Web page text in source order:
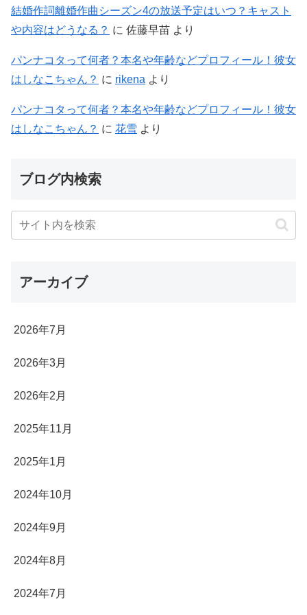
結婚作詞離婚作曲シーズン4の放送予定はいつ？キャスト
や内容はどうなる？ に 佐藤早苗 より
パンナコタって何者？本名や年齢などプロフィール！彼女
はしなこちゃん？ に rikena より
パンナコタって何者？本名や年齢などプロフィール！彼女
はしなこちゃん？ に 花雪 より
ブログ内検索
アーカイブ
2026年7月
2026年3月
2026年2月
2025年11月
2025年1月
2024年10月
2024年9月
2024年8月
2024年7月